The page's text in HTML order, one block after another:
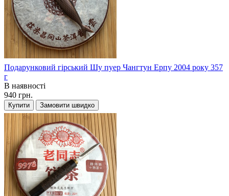
Подарунковий гірський Шу пуер Чангтун Ерпу 2004 року 357
г
В наявності
940 грн.
Купити Замовити швидко